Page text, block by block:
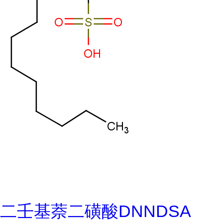
二壬基萘二磺酸DNNDSA